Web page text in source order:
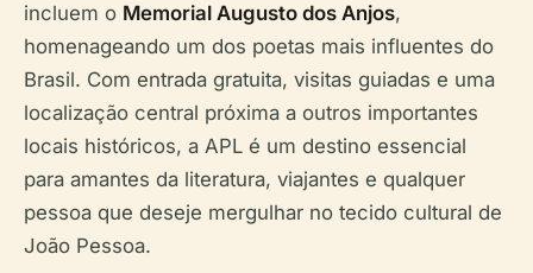
incluem o Memorial Augusto dos Anjos,
homenageando um dos poetas mais influentes do
Brasil. Com entrada gratuita, visitas guiadas e uma
localização central próxima a outros importantes
locais históricos, a APL é um destino essencial
para amantes da literatura, viajantes e qualquer
pessoa que deseje mergulhar no tecido cultural de
João Pessoa.